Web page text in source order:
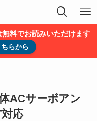
料でお読みいただけます
らから
ACサーボアン
応